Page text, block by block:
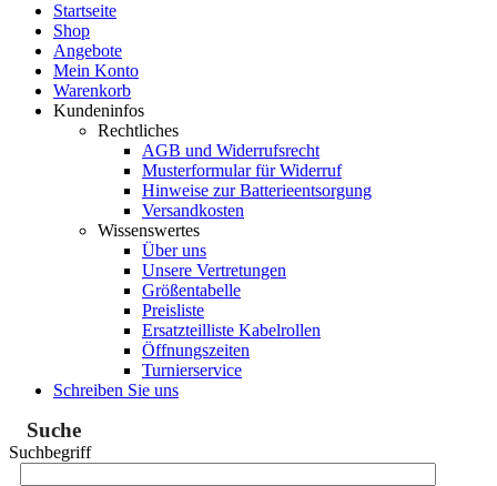
Startseite
Shop
Angebote
Mein Konto
Warenkorb
Kundeninfos
Rechtliches
AGB und Widerrufsrecht
Musterformular für Widerruf
Hinweise zur Batterieentsorgung
Versandkosten
Wissenswertes
Über uns
Unsere Vertretungen
Größentabelle
Preisliste
Ersatzteilliste Kabelrollen
Öffnungszeiten
Turnierservice
Schreiben Sie uns
Suche
Suchbegriff